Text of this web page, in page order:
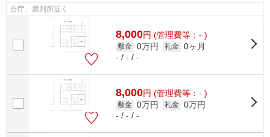
合庁、裁判所近く
8,000円 (管理費等：- )
敷金 0万円 礼金 0ヶ月
- / - / -
8,000円 (管理費等：- )
敷金 0万円 礼金 0万円
- / - / -